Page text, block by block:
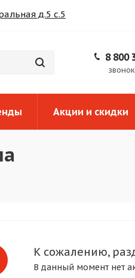
д.5 с.5
8 800
Акции и скидки
К сожалению,
В данный момент нет